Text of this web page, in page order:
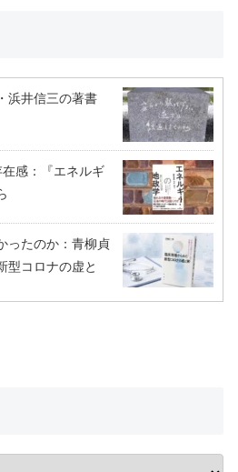
浜井信三の著書
感：『エネルギ
ったのか：青柳貞
型コロナの虚と